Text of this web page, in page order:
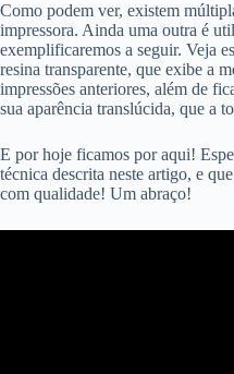
Como podem ver, existem
impressora. Ainda uma outra é
exemplificaremos a seguir. Veja
resina transparente, que exibe a
impressões anteriores, além de
sua aparência translúcida, que a
E por hoje ficamos por aqui!
técnica descrita neste artigo, e
com qualidade! Um abraço!